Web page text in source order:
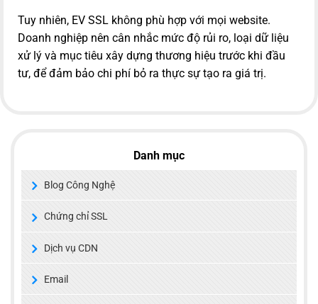
Tuy nhiên, EV SSL không phù hợp với mọi website.
Doanh nghiệp nên cân nhắc mức độ rủi ro, loại dữ liệu
xử lý và mục tiêu xây dựng thương hiệu trước khi đầu
tư, để đảm bảo chi phí bỏ ra thực sự tạo ra giá trị.
Danh mục
Blog Công Nghệ
Chứng chỉ SSL
Dịch vụ CDN
Email